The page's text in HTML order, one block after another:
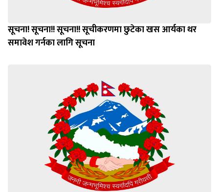
सूचना! सूचना!! सूचना!! सूचीकरणमा छुटेका खस आर्यका थर
समावेश गर्नका लागि सूचना